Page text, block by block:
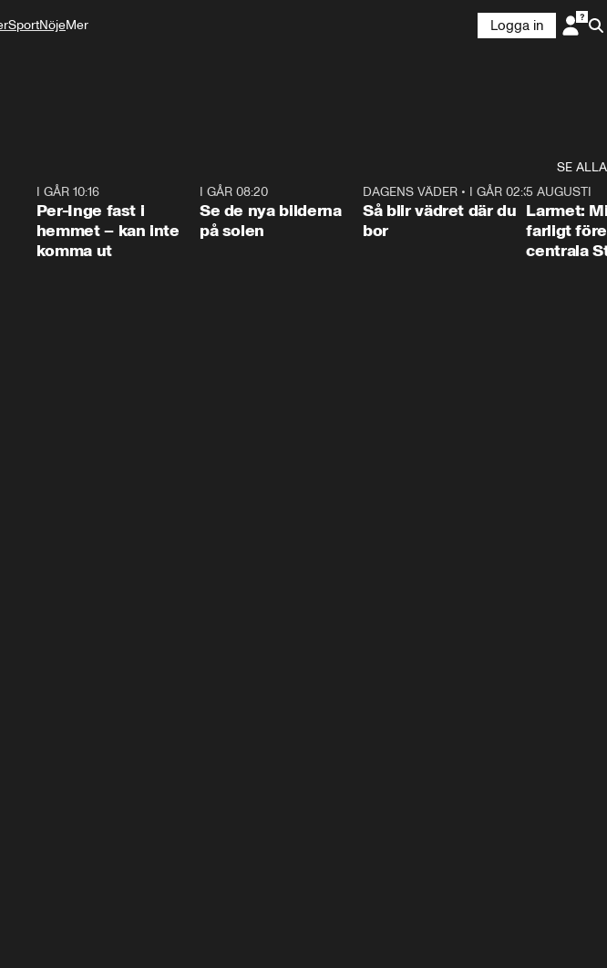
SportNöjeMer
Logga in
SE ALLA
I GÅR 10:16
Per-Inge fast i
hemmet – kan inte
komma ut
I GÅR 08:20
Se de nya bilderna
på solen
1:06
DAGENS VÄDER • I GÅR 02:30
Så blir vädret där du
bor
5 AUGUSTI
Larmet:
farligt
centrala